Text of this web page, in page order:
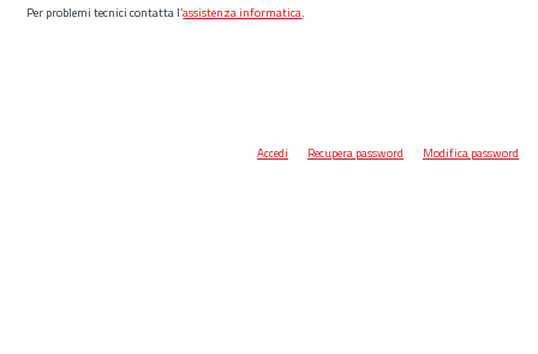
Per problemi tecnici contatta l’assistenza informatica.
Accedi Recupera password Modifica password